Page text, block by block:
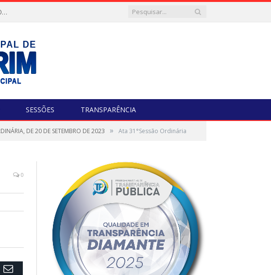
Servidores e Vereadores de Almeirim Participam da Capacitação “Orientar é a Nossa Missão”
SESSÕES TRANSPARÊNCIA
DE 20 DE SETEMBRO DE 2023 » Ata 31°Sessão Ordinária
0
Email